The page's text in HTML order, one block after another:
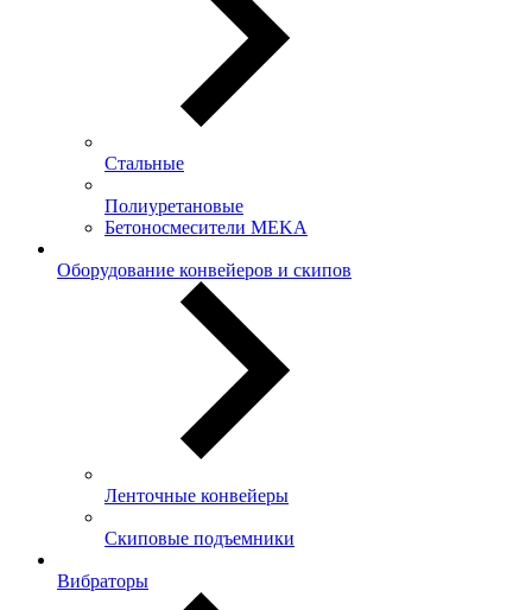
Стальные
Полиуретановые
Бетоносмесители MEKA
Оборудование конвейеров и скипов
Ленточные конвейеры
Скиповые подъемники
Вибраторы